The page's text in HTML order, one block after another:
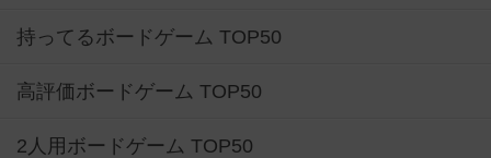
持ってるボードゲーム TOP50
高評価ボードゲーム TOP50
2人用ボードゲーム TOP50